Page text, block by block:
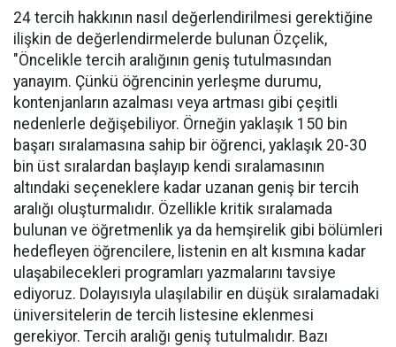
24 tercih hakkının nasıl değerlendirilmesi gerektiğine
ilişkin de değerlendirmelerde bulunan Özçelik,
"Öncelikle tercih aralığının geniş tutulmasından
yanayım. Çünkü öğrencinin yerleşme durumu,
kontenjanların azalması veya artması gibi çeşitli
nedenlerle değişebiliyor. Örneğin yaklaşık 150 bin
başarı sıralamasına sahip bir öğrenci, yaklaşık 20-30
bin üst sıralardan başlayıp kendi sıralamasının
altındaki seçeneklere kadar uzanan geniş bir tercih
aralığı oluşturmalıdır. Özellikle kritik sıralamada
bulunan ve öğretmenlik ya da hemşirelik gibi bölümleri
hedefleyen öğrencilere, listenin en alt kısmına kadar
ulaşabilecekleri programları yazmalarını tavsiye
ediyoruz. Dolayısıyla ulaşılabilir en düşük sıralamadaki
üniversitelerin de tercih listesine eklenmesi
gerekiyor. Tercih aralığı geniş tutulmalıdır. Bazı